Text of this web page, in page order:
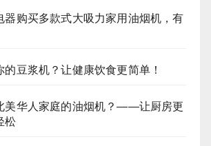
器购买多款式大吸力家用油烟机，有
豆浆机？让健康饮食更简单！
美华人家庭的油烟机？——让厨房更
松